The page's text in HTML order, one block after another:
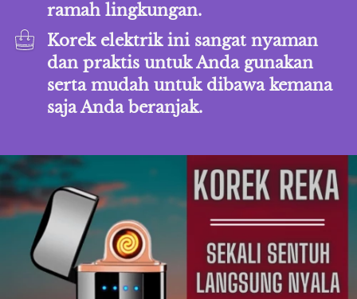
ramah lingkungan.
Korek elektrik ini sangat nyaman
dan praktis untuk Anda gunakan
serta mudah untuk dibawa kemana
saja Anda beranjak.